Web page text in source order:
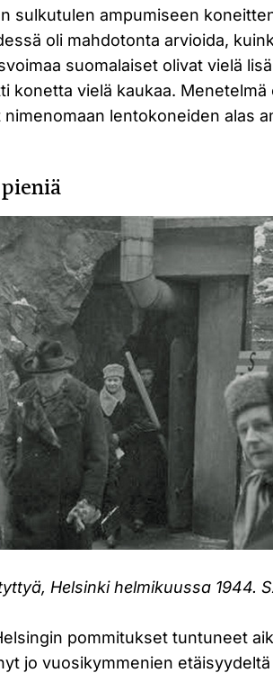
sulkutulen ampumiseen
oli mahdotonta arvioida,
suomalaiset olivat vielä
konetta vielä kaukaa. Menetelmä
lentokoneiden alas
Helsinki helmikuussa 1944.
pommitukset tuntuneet
jo vuosikymmenien